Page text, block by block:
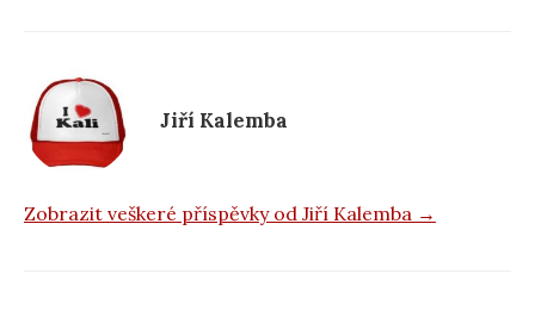
o
k Jiří Kalemba
Zobrazit veškeré příspěvky od Jiří Kalemba →